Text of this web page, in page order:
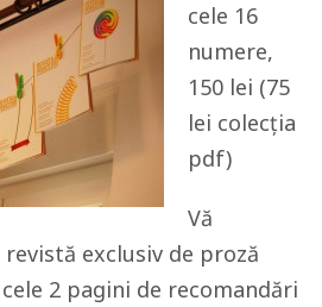
cele 16
numere,
150 lei (75
lei colecția
pdf)
Vă
exclusiv de proză
2 pagini de recomandări